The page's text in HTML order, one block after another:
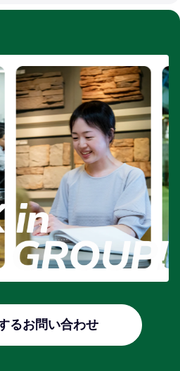
るお問い合わせ